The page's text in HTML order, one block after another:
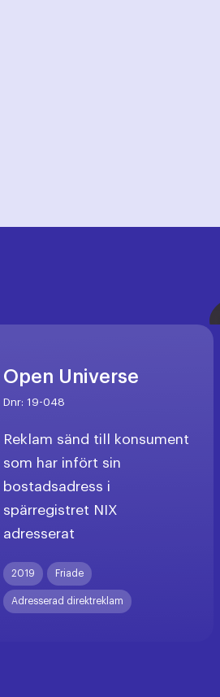
Open Universe
Dnr: 19-048
Reklam sänd till konsument
som har infört sin
bostadsadress i
spärregistret NIX
adresserat
2019 Friade
Adresserad direktreklam